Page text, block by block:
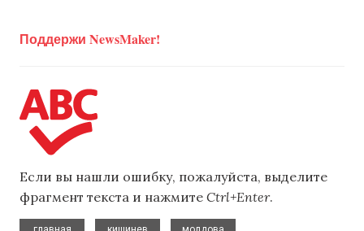
Поддержи NewsMaker!
Если вы нашли ошибку, пожалуйста, выделите
фрагмент текста и нажмите Ctrl+Enter.